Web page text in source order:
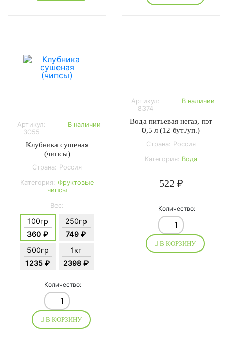
Артикул:
3055
В наличии
Клубника сушеная
(чипсы)
Страна: Россия
Категория: Фруктовые
чипсы
Вес:
100гр
360 ₽
250гр
749 ₽
500гр
1235 ₽
1кг
2398 ₽
Количество:
В КОРЗИНУ
Артикул:
8374
В наличии
Вода питьевая негаз, пэт
0,5 л (12 бут./уп.)
Страна: Россия
Категория: Вода
522 ₽
Количество:
В КОРЗИНУ